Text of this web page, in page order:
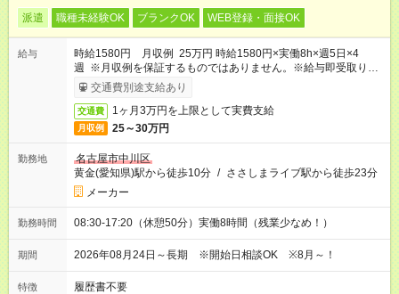
派遣 職種未経験OK ブランクOK WEB登録・面接OK
給与
時給1580円 月収例 25万円 時給1580円×実働8h×週5日×4
週 ※月収例を保証するものではありません。※給与即受取りサ
ービス利用可（利用条件有）
交通費別途支給あり
交通費 1ヶ月3万円を上限として実費支給
月収例 25～30万円
勤務地
名古屋市中川区
黄金(愛知県)駅から徒歩10分 / ささしまライブ駅から徒歩23分
メーカー
勤務時間 08:30-17:20（休憩50分）実働8時間（残業少なめ！）
期間 2026年08月24日～長期 ※開始日相談OK ※8月～！
特徴 履歴書不要